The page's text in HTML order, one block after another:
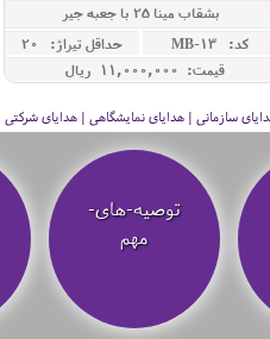
بشقاب مینا 25 با جعبه جیر
کد: MB-13
حداقل تيراژ: 20
قیمت: 11,000,000 ريال
هدایای سازمانی | هدایای نمایشگاهی | هدایای
توصیه‌-های-
مهم